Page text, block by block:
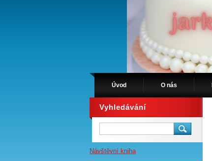
Úvod O nás
Vyhledávání
Návštěvní kniha